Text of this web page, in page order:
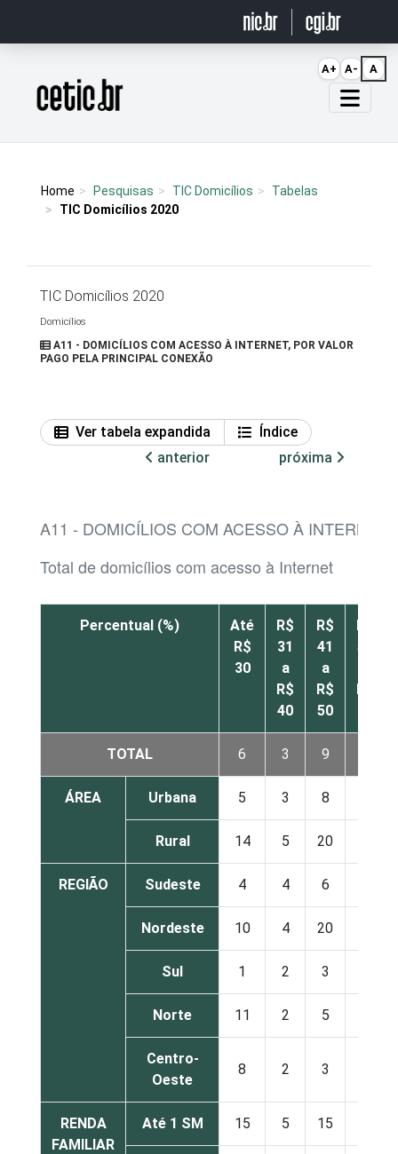
Página inicial
Home Pesquisas TIC Domicílios
Tabelas
TIC Domicílios 2020
TIC Domicílios 2020
Domicílios
A11 - DOMICÍLIOS COM ACESSO À INTERNET, POR VALOR
PAGO PELA PRINCIPAL CONEXÃO
Ver tabela expandida
Índice
anterior
próxima
A11 - DOMICÍLIOS COM ACESSO À
Total de domicílios com acesso à Internet
Percentual (%)
Até
R$
30
R$
31
a
R$
40
R$
41
a
R$
50
R$
51
R$
TOTAL 6 3 9
ÁREA Urbana 5 3 8
Rural 14 5 20
REGIÃO Sudeste 4 4 6
Nordeste 10 4 20
Sul 1 2 3
Norte 11 2 5
Centro-
Oeste
8 2 3
RENDA
FAMILIAR
Até 1 SM 15 5 15
A+ A- A